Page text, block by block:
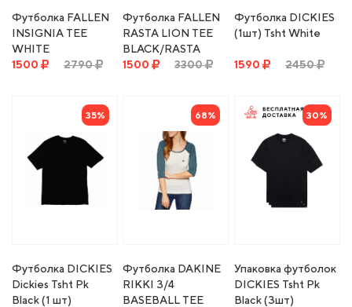
Футболка FALLEN
INSIGNIA TEE
WHITE
1500
2790
Футболка FALLEN
RASTA LION TEE
BLACK/RASTA
(TOMMY
1500 3300
Футболка DICKIES
(1шт) Tsht White
1590 2450
35%
Футболка DICKIES
Dickies Tsht Pk
Black (1 шт)
68%
Футболка DAKINE
RIKKI 3/4
BASEBALL TEE
30%
Упаковка футболок
DICKIES Tsht Pk
Black (3шт)